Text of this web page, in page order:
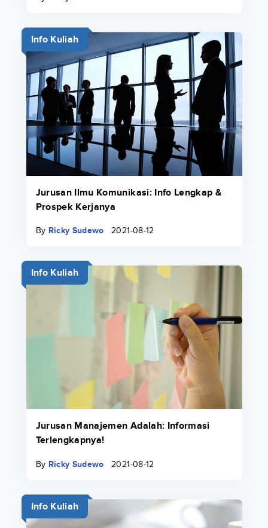
Info Kuliah
Jurusan Ilmu Komunikasi: Info Lengkap &
Prospek Kerjanya
By Ricky Sudewo 2021-08-12
Info Kuliah
Jurusan Manajemen Adalah: Informasi
Terlengkapnya!
By Ricky Sudewo 2021-08-12
Info Kuliah